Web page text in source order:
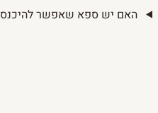
האם יש ספא שאפשר להיכנס